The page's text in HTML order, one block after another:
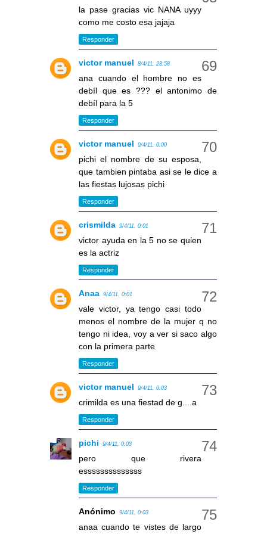
la pase gracias vic NANA uyyy
como me costo esa jajaja
Responder
victor manuel 8/4/11, 23:58
ana cuando el hombre no es
debíl que es ??? el antonimo de
debíl para la 5
Responder
victor manuel 9/4/11, 0:00
pichi el nombre de su esposa,
que tambien pintaba asi se le dice a
las fiestas lujosas pichi
Responder
crismilda 9/4/11, 0:01
victor ayuda en la 5 no se quien
es la actriz
Responder
Anaa 9/4/11, 0:01
vale victor, ya tengo casi todo
menos el nombre de la mujer q no
tengo ni idea, voy a ver si saco algo
con la primera parte
Responder
victor manuel 9/4/11, 0:03
crimilda es una fiestad de g....a
Responder
pichi 9/4/11, 0:03
pero que rivera
essssssssssssss
Responder
Anónimo 9/4/11, 0:03
anaa cuando te vistes de largo